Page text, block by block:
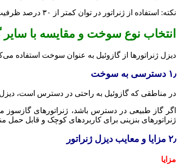
نکته: استفاده از ژنراتور در توان کمتر از ۳۰ درصد ظرفیت آن برای مدت طولانی می‌تواند باعث تجمع کربن در موتور (Wet Stacking) و کاهش عمر دستگاه شود.
انتخاب نوع سوخت و مقایسه با سایر
دیزل ژنراتورها از گازوئیل به عنوان سوخت استفاده
۱٫ دسترسی به سوخت
در مناطقی که گازوئیل به راحتی در دسترس است، دیزل
اگر گاز طبیعی در دسترس باشد، ژنراتورهای
ژنراتورهای بنزینی برای کاربردهای کوچک و قابل حمل
۲٫ مزایا و معایب دیزل ژنراتور
مزایا